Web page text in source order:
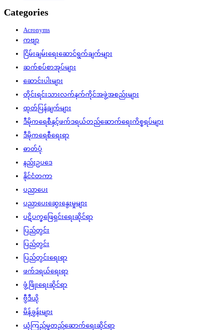
Categories
Acronyms
ကဗျာ
ငြိမ်းချမ်းရေးဆောင်ရွက်ချက်များ
ဆက်စပ်စာအုပ်များ
ဆောင်းပါးများ
တိုင်းရင်းသားလက်နက်ကိုင်အဖွဲ့အစည်းများ
ထုတ်ပြန်ချက်များ
ဒီမိုကရေစီနှင့်ဖက်ဒရယ်တည်ဆောက်‌ရေးကိစ္စရပ်များ
ဒီမိုကရေစီရေးရာ
ဓာတ်ပုံ
နည်းဥပဒေ
နိုင်ငံတကာ
ပညာပေး
ပညာပေးဆွေးနွေးမှုများ
ပဋိပက္ခဖြေရှင်းရေးဆိုင်ရာ
ပြည်တွင်း
ပြည်တွင်း
ပြည်တွင်းရေးရာ
ဖက်ဒရယ်ရေးရာ
ဖွံ့ဖြိုးရေးဆိုင်ရာ
ဗွီဒီယို
မိန့်ခွန်းများ
ယုံကြည်မှုတည်ဆောက်ရေးဆိုင်ရာ